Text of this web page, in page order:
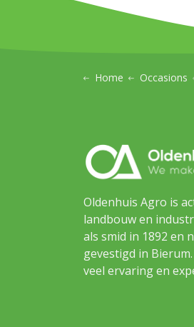
Home Occasions
Oldenhuis Agro is
landbouw en
als smid in 1892 en
gevestigd in
veel ervaring en